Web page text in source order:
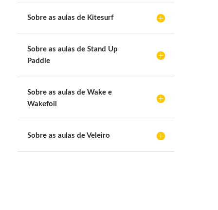
Sobre as aulas de Kitesurf
Sobre as aulas de Stand Up
Paddle
Sobre as aulas de Wake e
Wakefoil
Sobre as aulas de Veleiro